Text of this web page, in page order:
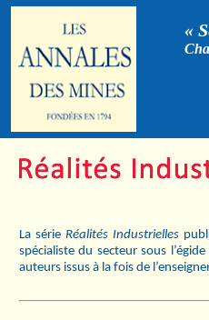
«
La série Réalités Industrielles
spécialiste du secteur sous
auteurs issus à la fois de